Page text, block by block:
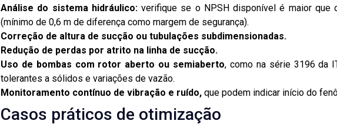
Análise do sistema hidráulico: verifique se o NPSH disponível é maior que
(mínimo de 0,6 m de diferença como margem de segurança).
Correção de altura de sucção ou tubulações subdimensionadas.
Redução de perdas por atrito na linha de sucção.
Uso de bombas com rotor aberto ou semiaberto, como na série 3196 da
tolerantes a sólidos e variações de vazão.
Monitoramento contínuo de vibração e ruído,que podem indicar início do
Casos práticos de otimização